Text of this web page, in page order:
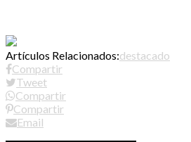
Artículos Relacionados:destacado
Compartir
Tweet
Compartir
Compartir
Email